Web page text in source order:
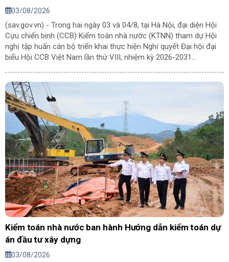
03/08/2026
(sav.gov.vn) - Trong hai ngày 03 và 04/8, tại Hà Nội, đại diện Hội
Cựu chiến binh (CCB) Kiểm toán nhà nước (KTNN) tham dự Hội
nghị tập huấn cán bộ triển khai thực hiện Nghị quyết Đại hội đại
biểu Hội CCB Việt Nam lần thứ VIII, nhiệm kỳ 2026-2031…
Kiểm toán nhà nước ban hành Hướng dẫn kiểm toán dự
án đầu tư xây dựng
03/08/2026